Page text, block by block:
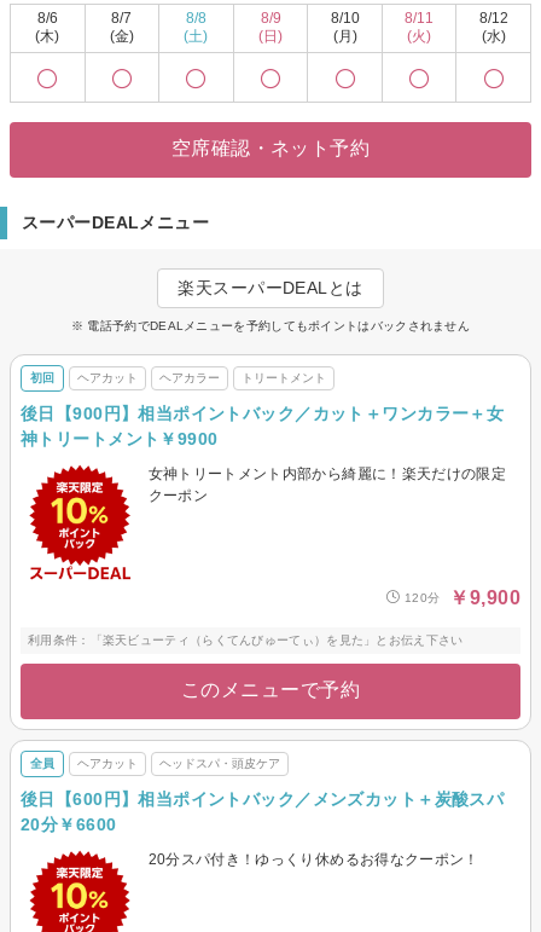
お応えします！！
経験豊富なスタイリストが、あなたにピッタリのカラーをセレクトして理想
確かな技術でワンランク上の質感のヘアスタイルへ導きます♪♪
8/6
(木)
8/7
(金)
8/8
(土)
8/9
(日)
8/10
(月)
8/11
(火)
8/12
(水)
空席確認・ネット予約
スーパーDEALメニュー
楽天スーパーDEALとは
※ 電話予約でDEALメニューを予約してもポイントはバックされません
初回 ヘアカット ヘアカラー トリートメント
後日【900円】相当ポイントバック／カット＋ワンカラー＋女
神トリートメント￥9900
女神トリートメント内部から綺麗に！楽天だけの限定
クーポン
120分 ￥9,900
利用条件：「楽天ビューティ（らくてんびゅーてぃ）を見た」とお伝え下さい
このメニューで予約
全員 ヘアカット ヘッドスパ・頭皮ケア
後日【600円】相当ポイントバック／メンズカット＋炭酸スパ
20分￥6600
20分スパ付き！ゆっくり休めるお得なクーポン！